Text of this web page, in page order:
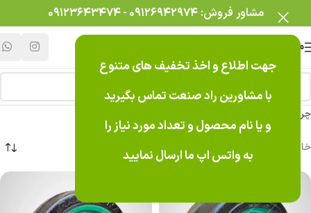
جهت اطلاع و اخذ تخفیف های متنوع
با مشاورین راد صنعت تماس بگیرید
و یا نام محصول و تعداد مورد نیاز را
به واتس اپ ما ارسال نمایید
مشاور فروش:۰۹۱۲۶۹۴۲۹۷۴ -۰۹۱۲۳۶۴۳۴۷۴
منو
چرخ های تک
خانه چرخ های تک